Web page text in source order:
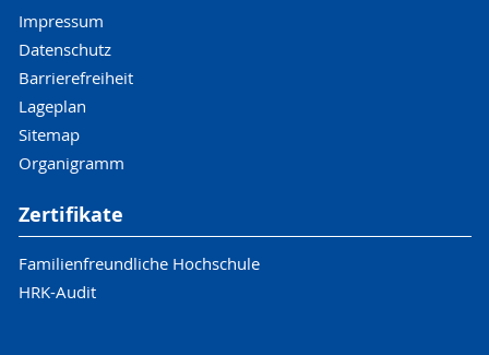
Impressum
Datenschutz
Barrierefreiheit
Lageplan
Sitemap
Organigramm
Zertifikate
Familienfreundliche Hochschule
HRK-Audit